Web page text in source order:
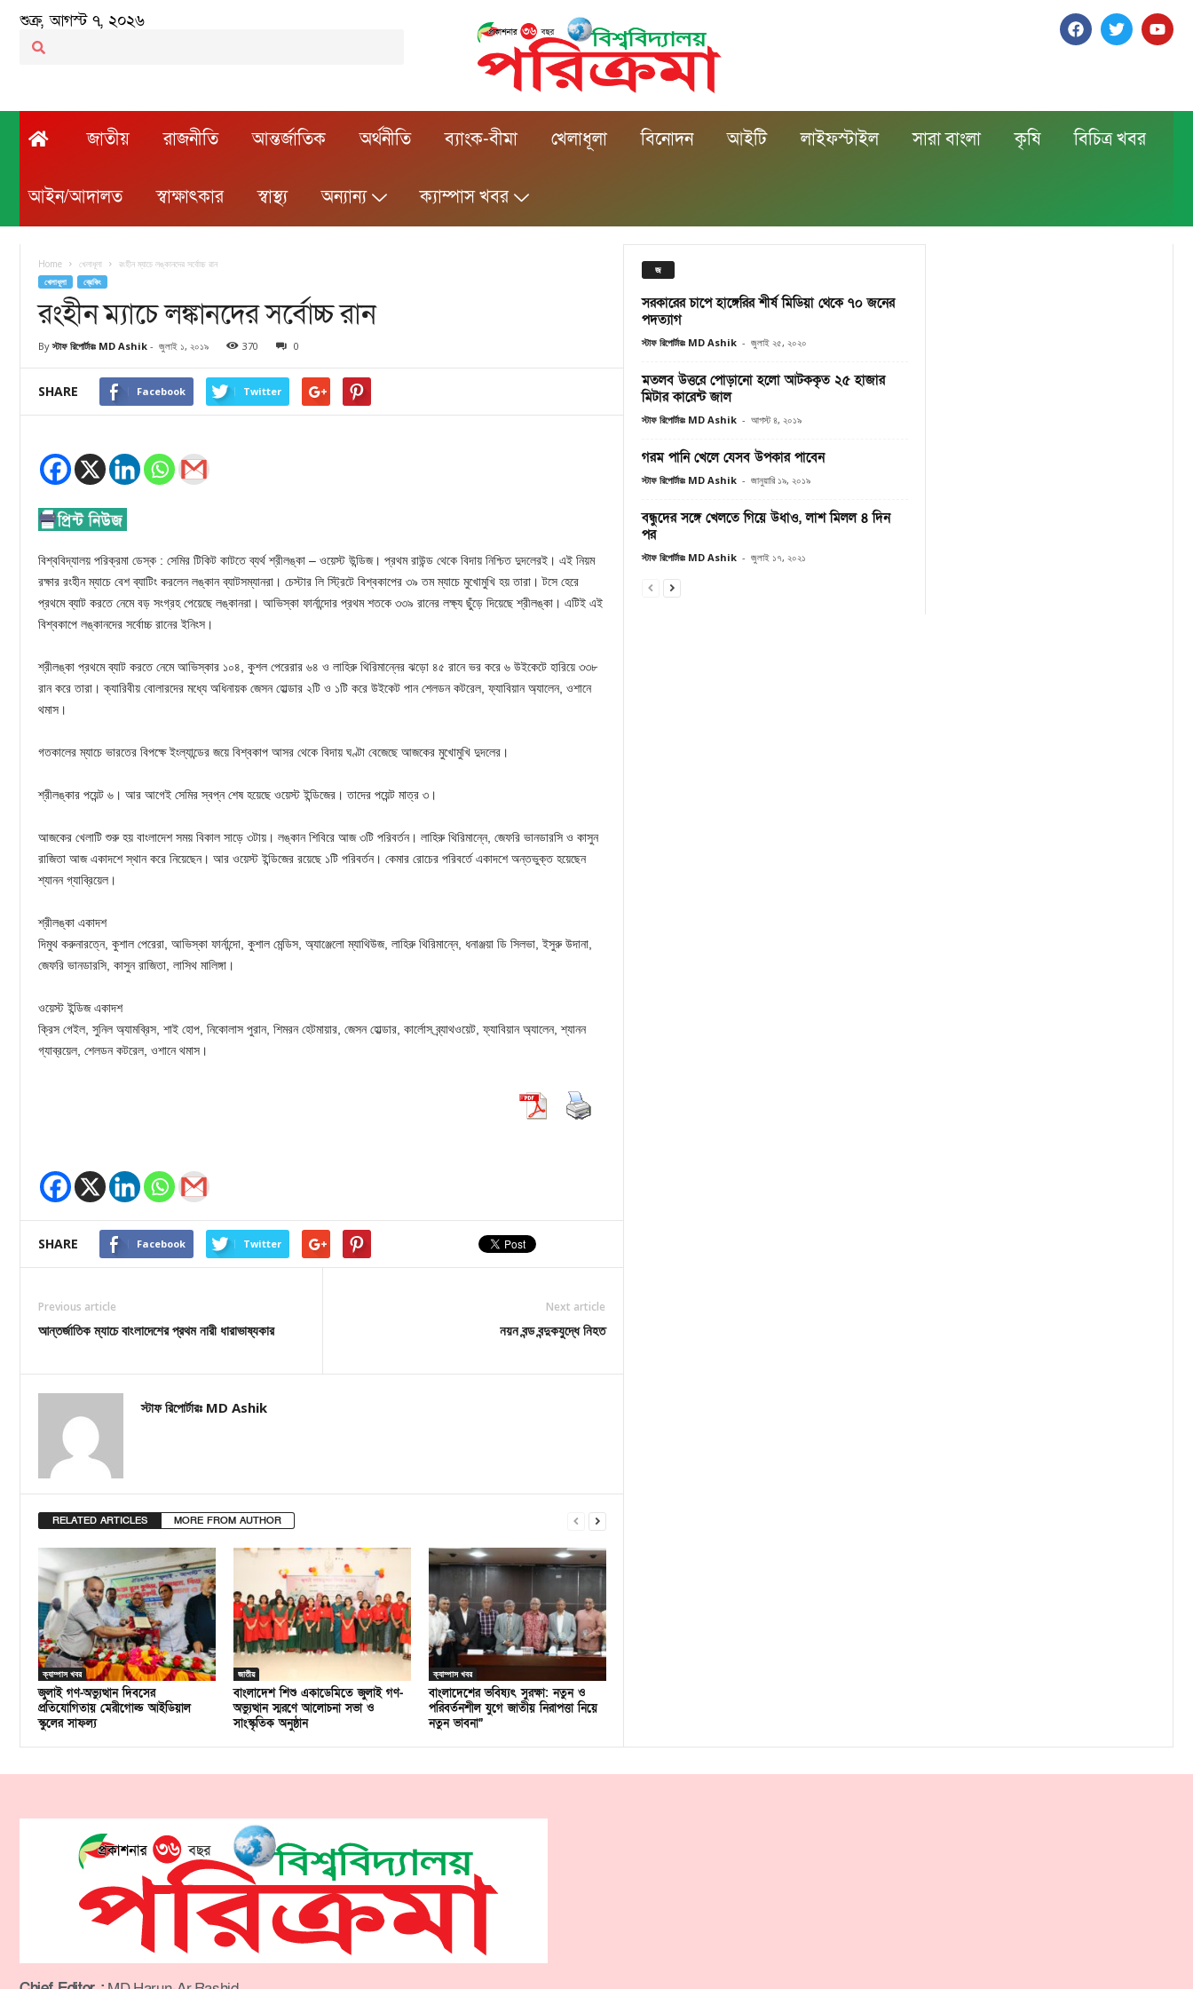
শুক্র, আগস্ট ৭, ২০২৬
জাতীয় রাজনীতি আন্তর্জাতিক অর্থনীতি ব্যাংক-বীমা খেলাধূলা বিনোদন আইটি লাইফস্টাইল সারা বাংলা কৃষি বিচিত্র খবর
আইন/আদালত স্বাক্ষাৎকার স্বাস্থ্য অন্যান্য ক্যাম্পাস খবর
Home খেলাধূলা রংহীন ম্যাচে লঙ্কানদের সর্বোচ্চ রান
খেলাধূলা ব্রেকিং
রংহীন ম্যাচে লঙ্কানদের সর্বোচ্চ রান
By স্টাফ রিপোর্টারঃ MD Ashik - জুলাই ১, ২০১৯ 370 0
SHARE Facebook Twitter
বিশ্ববিদ্যালয় পরিক্রমা ডেস্ক : সেমির টিকিট কাটতে ব্যর্থ শ্রীলঙ্কা – ওয়েস্ট উন্ডিজ। প্রথম রাউন্ড থেকে বিদায় নিশ্চিত দুদলেরই। এই নিয়ম
রক্ষার রংহীন ম্যাচে বেশ ব্যাটিং করলেন লঙ্কান ব্যাটসম্যানরা। চেস্টার লি স্ট্রিটে বিশ্বকাপের ৩৯ তম ম্যাচে মুখোমুখি হয় তারা। টসে হেরে
প্রথমে ব্যাট করতে নেমে বড় সংগ্রহ পেয়েছে লঙ্কানরা। আভিস্কা ফার্নান্দোর প্রথম শতকে ৩৩৯ রানের লক্ষ্য ছুঁড়ে দিয়েছে শ্রীলঙ্কা। এটিই এই
বিশ্বকাপে লঙ্কানদের সর্বোচ্চ রানের ইনিংস।
শ্রীলঙ্কা প্রথমে ব্যাট করতে নেমে আভিস্কার ১০৪, কুশল পেরেরার ৬৪ ও লাহিরু থিরিমান্নের ঝড়ো ৪৫ রানে ভর করে ৬ উইকেটে হারিয়ে ৩৩৮
রান করে তারা। ক্যারিবীয় বোলারদের মধ্যে অধিনায়ক জেসন হোল্ডার ২টি ও ১টি করে উইকেট পান শেলডন কটরেল, ফ্যাবিয়ান অ্যালেন, ওশানে
থমাস।
গতকালের ম্যাচে ভারতের বিপক্ষে ইংল্যান্ডের জয়ে বিশ্বকাপ আসর থেকে বিদায় ঘণ্টা বেজেছে আজকের মুখোমুখি দুদলের।
শ্রীলঙ্কার পয়েন্ট ৬। আর আগেই সেমির স্বপ্ন শেষ হয়েছে ওয়েস্ট ইন্ডিজের। তাদের পয়েন্ট মাত্র ৩।
আজকের খেলাটি শুরু হয় বাংলাদেশ সময় বিকাল সাড়ে ৩টায়। লঙ্কান শিবিরে আজ ৩টি পরিবর্তন। লাহিরু থিরিমান্নে, জেফরি ভানডারসি ও কাসুন
রাজিতা আজ একাদশে স্থান করে নিয়েছেন। আর ওয়েস্ট ইন্ডিজের রয়েছে ১টি পরিবর্তন। কেমার রোচের পরিবর্তে একাদশে অন্তভুক্ত হয়েছেন
শ্যানন গ্যাব্রিয়েল।
শ্রীলঙ্কা একাদশ
দিমুথ করুনারত্নে, কুশাল পেরেরা, আভিস্কা ফার্নান্দো, কুশাল মেন্ডিস, অ্যাঞ্জেলো ম্যাথিউজ, লাহিরু থিরিমান্নে, ধনাঞ্জয়া ডি সিলভা, ইসুরু উদানা,
জেফরি ভানডারসি, কাসুন রাজিতা, লাসিথ মালিঙ্গা।
ওয়েস্ট ইন্ডিজ একাদশ
ক্রিস গেইল, সুনিল অ্যামব্রিস, শাই হোপ, নিকোলাস পুরান, শিমরন হেটমায়ার, জেসন হোল্ডার, কার্লোস ব্র্যাথওয়েট, ফ্যাবিয়ান অ্যালেন, শ্যানন
গ্যাব্রয়েল, শেলডন কটরেল, ওশানে থমাস।
SHARE Facebook Twitter
Previous article
আন্তর্জাতিক ম্যাচে বাংলাদেশের প্রথম নারী ধারাভাষ্যকার
Next article
নয়ন বন্ড বন্দুকযুদ্ধে নিহত
স্টাফ রিপোর্টারঃ MD Ashik
RELATED ARTICLES MORE FROM AUTHOR
ক্যাম্পাস খবর
জুলাই গণ-অভ্যুত্থান দিবসের
প্রতিযোগিতায় মেরীগোল্ড আইডিয়াল
স্কুলের সাফল্য
জাতীয়
বাংলাদেশ শিশু একাডেমিতে জুলাই গণ-
অভ্যুত্থান স্মরণে আলোচনা সভা ও
সাংস্কৃতিক অনুষ্ঠান
ক্যাম্পাস খবর
বাংলাদেশের ভবিষ্যৎ সুরক্ষা: নতুন ও
পরিবর্তনশীল যুগে জাতীয় নিরাপত্তা নিয়ে
নতুন ভাবনা”
জ
সরকারের চাপে হাঙ্গেরির শীর্ষ মিডিয়া থেকে ৭০ জনের
পদত্যাগ
স্টাফ রিপোর্টারঃ MD Ashik - জুলাই ২৫, ২০২০
মতলব উত্তরে পোড়ানো হলো আটককৃত ২৫ হাজার
মিটার কারেন্ট জাল
স্টাফ রিপোর্টারঃ MD Ashik - আগস্ট ৪, ২০১৯
গরম পানি খেলে যেসব উপকার পাবেন
স্টাফ রিপোর্টারঃ MD Ashik - জানুয়ারি ১৯, ২০১৯
বন্ধুদের সঙ্গে খেলতে গিয়ে উধাও, লাশ মিলল ৪ দিন
পর
স্টাফ রিপোর্টারঃ MD Ashik - জুলাই ১৭, ২০২১